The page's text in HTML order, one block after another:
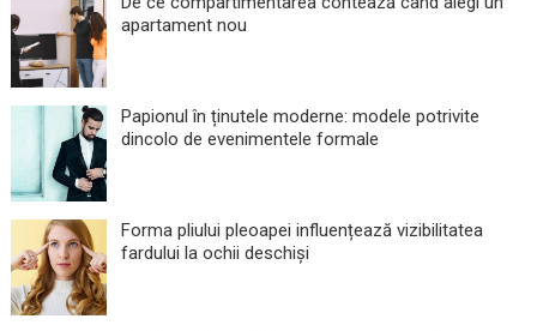
apartament nou
Papionul în ținutele moderne: modele potrivite
dincolo de evenimentele formale
Forma pliului pleoapei influențează vizibilitatea
fardului la ochii deschiși